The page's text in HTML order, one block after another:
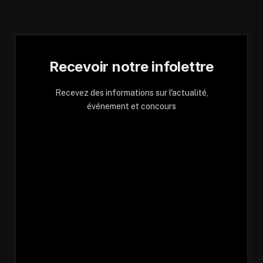
Recevoir notre infolettre
Recevez des informations sur l'actualité,
événement et concours